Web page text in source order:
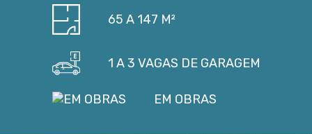
65 A 147 M²
1 A 3 VAGAS DE GARAGEM
EM OBRAS